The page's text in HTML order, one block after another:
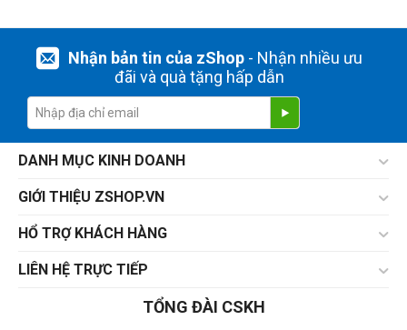
Nhận bản tin của zShop- Nhận nhiều ưu
đãi và quà tặng hấp dẫn
DANH MỤC KINH DOANH
GIỚI THIỆU ZSHOP.VN
HỔ TRỢ KHÁCH HÀNG
LIÊN HỆ TRỰC TIẾP
TỔNG ĐÀI CSKH